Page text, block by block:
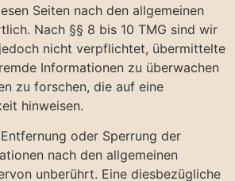
Seiten nach den allgemeinen
Nach §§ 8 bis 10 TMG sind wir
nicht verpflichtet, übermittelte
Informationen zu überwachen
zu forschen, die auf eine
hinweisen.
oder Sperrung der
nach den allgemeinen
unberührt. Eine diesbezügliche